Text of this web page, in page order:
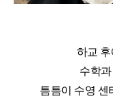
하교
수학
틈틈이 수영 센